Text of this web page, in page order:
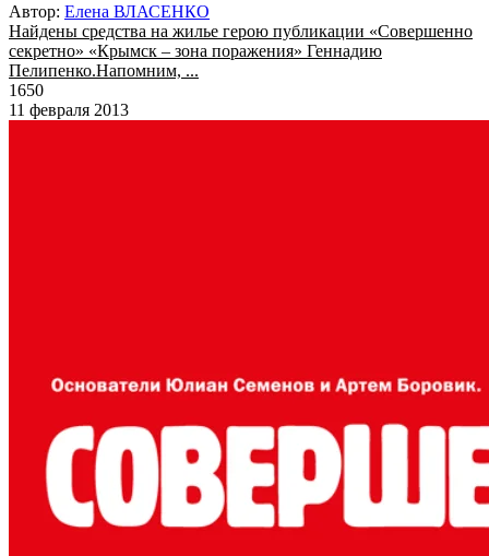
Автор: Елена ВЛАСЕНКО
Найдены средства на жилье герою публикации «Совершенно
секретно» «Крымск – зона поражения» Геннадию
Пелипенко.Напомним, ...
1650
11 февраля 2013